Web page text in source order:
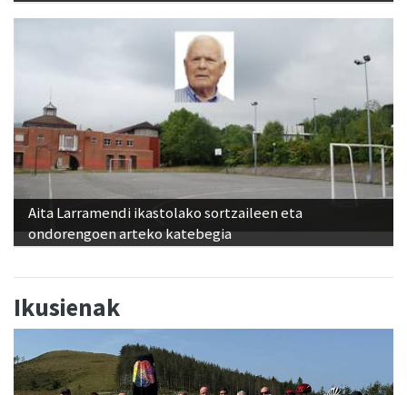
Aita Larramendi ikastolako sortzaileen eta
ondorengoen arteko katebegia
Ikusienak